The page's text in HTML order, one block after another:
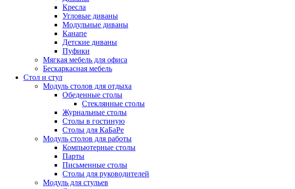
Кресла
Угловые диваны
Модульные диваны
Канапе
Детские диваны
Пуфики
Мягкая мебель для офиса
Бескаркасная мебель
Стол и стул
Модуль столов для отдыха
Обеденные столы
Стеклянные столы
Журнальные столы
Столы в гостиную
Столы для КаБаРе
Модуль столов для работы
Компьютерные столы
Парты
Письменные столы
Столы для руководителей
Модуль для стульев